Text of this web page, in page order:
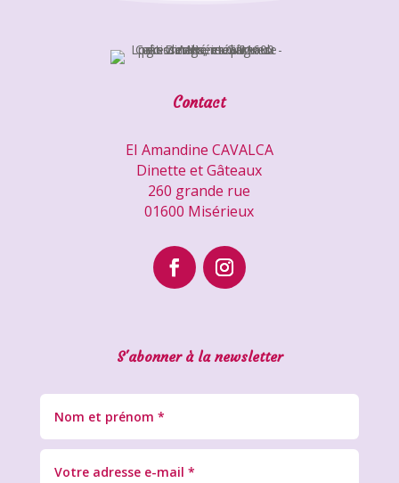
Contact
EI Amandine CAVALCA
Dinette et Gâteaux
260 grande rue
01600 Misérieux
S'abonner à la newsletter